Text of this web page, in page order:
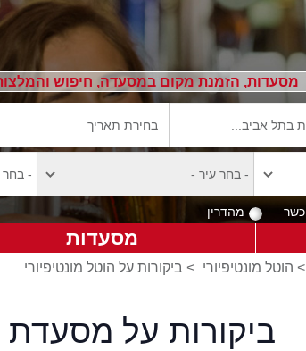
מסעדות, הזמנת מקום במסעדה, חיפוש
כשר מהדרין
מסעדות
> הוטל מונטיפיורי > ביקורות על הוטל מונטיפיורי
ביקורות על מסעדת